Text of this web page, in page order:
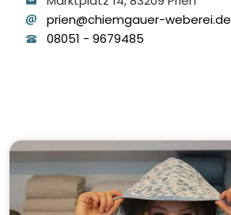
prien@chiemgauer-weberei.de
08051 - 9679485